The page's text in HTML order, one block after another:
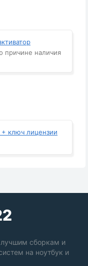
причине наличия
+ ключ лицензии
сборкам и
на ноутбук и